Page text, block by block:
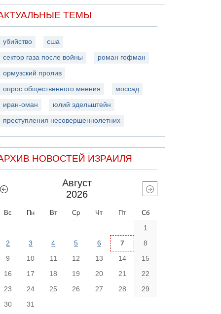
ТЕМЫ
убийство сша
сектор газа после войны роман гофман
ормузский пролив
опрос общественного мнения моссад
иран-оман юлий эдельштейн
преступления несовершеннолетних
НОВОСТЕЙ ИЗРАИЛЯ
Август
2026
Вс Пн Вт Ср Чт Пт Сб
1
2
3 4 5 6 7
8
9
10 11 12 13 14
15
16
17 18 19 20 21
22
23
24 25 26 27 28
29
30
31